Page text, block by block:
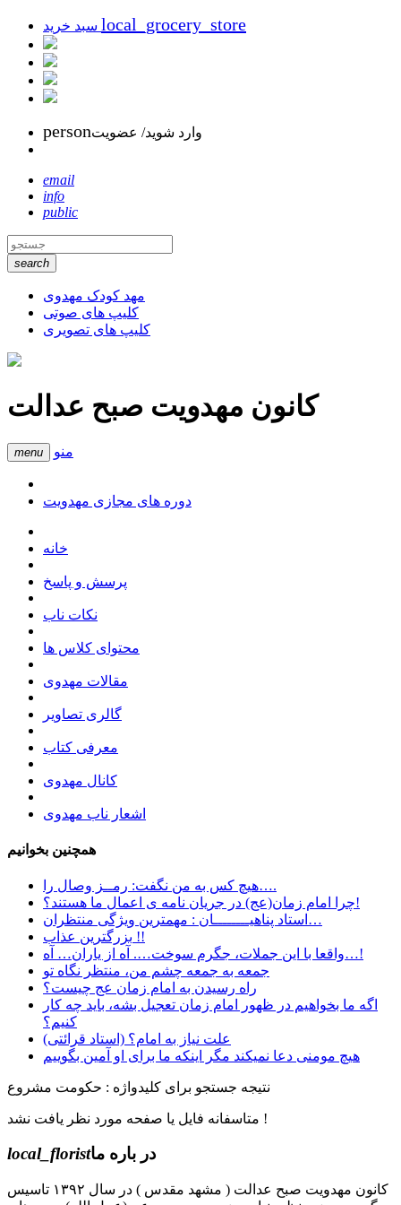
local_grocery_store
personوارد شوید/ عضویت
email
info
public
search
مهد کودک مهدوی
کلیپ های صوتی
کلیپ های تصویری
کانون مهدویت صبح عدالت
menu منو
دوره های مجازی مهدویت
خانه
پرسش و پاسخ
نکات ناب
محتوای کلاس ها
مقالات مهدوی
گالری تصاویر
معرفی کتاب
کانال مهدوی
اشعار ناب مهدوی
همچنین بخوانیم
هیچ کس به من نگفت: رمــز وصال را….
چرا امام زمان(عج) در جریان نامه ی اعمال ما هستند؟!
استاد پناهیــــــــان : مهمترین ویژگی منتظران…
بزرگترین عذاب !!
واقعا با این جملات، جگرم سوخت…. آه از یاران… آه…!
جمعه به جمعه چشم من، منتظر نگاه تو
راه رسیدن به امام زمان عج چیست؟
اگه ما بخواهیم در ظهور امام زمان تعجیل بشه، باید چه کار
کنیم؟
علت نیاز به امام؟ (استاد قرائتی)
هیچ مومنی دعا نمیکند مگر اینکه ما برای او آمین بگوییم
نتیجه جستجو برای کلیدواژه : حکومت مشروع
متاسفانه فایل یا صفحه مورد نظر یافت نشد !
local_floristدر باره ما
کانون مهدویت صبح عدالت ( مشهد مقدس ) در سال ۱۳۹۲ تاسیس